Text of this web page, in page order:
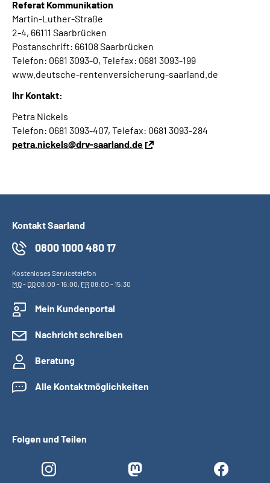
Referat Kommunikation
Martin-Luther-Straße
2-4, 66111 Saarbrücken
Postanschrift: 66108 Saarbrücken
Telefon: 0681 3093-0, Telefax: 0681 3093-199
www.deutsche-rentenversicherung-saarland.de
Ihr Kontakt:
Petra Nickels
Telefon: 0681 3093-407, Telefax: 0681 3093-284
petra.nickels@drv-saarland.de
Kontakt Saarland
0800 1000 480 17
Kostenloses Servicetelefon
MO- DO08:00 - 16:00, FR08:00 - 15:30
Mein Kundenportal
Nachricht schreiben
Beratung
Alle Kontaktmöglichkeiten
Folgen und Teilen